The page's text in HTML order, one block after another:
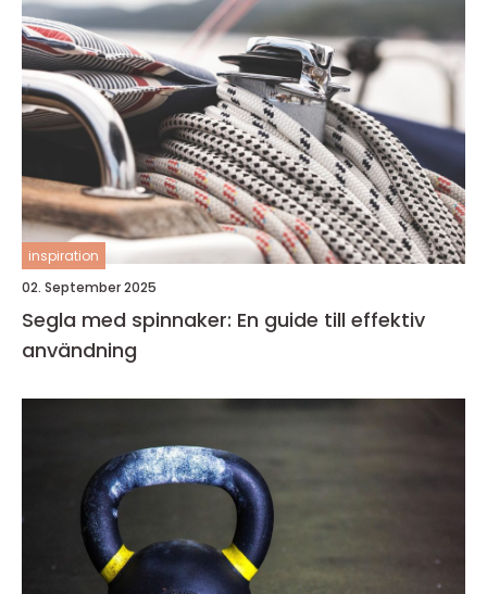
inspiration
02. September 2025
Segla med spinnaker: En guide till effektiv
användning